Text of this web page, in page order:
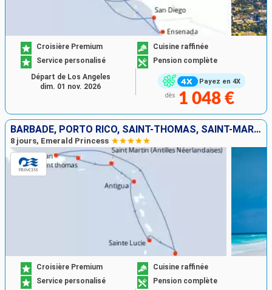
Payez en 4X
Croisière Premium
Cuisine raffinée
Service personalisé
Pension complète
dès 1 048 €
Départ de Los Angeles
dim. 01 nov. 2026
BARBADE, PORTO RICO, SAINT-THOMAS, SAINT-MARTIN, ANTIGUA-ET-BARBUDA, SAINTE-LUCIE
8 jours, Emerald Princess
Croisière Premium
Cuisine raffinée
Service personalisé
Pension complète